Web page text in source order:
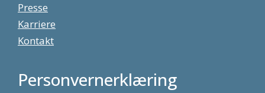
Presse
Karriere
Kontakt
Personvernerklæring